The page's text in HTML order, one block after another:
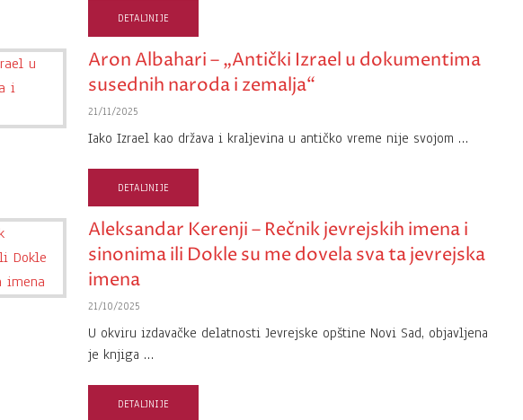
DETALJNIJE
Aron Albahari – „Antički Izrael u dokumentima
susednih naroda i zemalja“
21/11/2025
Iako Izrael kao država i kraljevina u antičko vreme nije svojom …
DETALJNIJE
Aleksandar Kerenji – Rečnik jevrejskih imena i
sinonima ili Dokle su me dovela sva ta jevrejska
imena
21/10/2025
U okviru izdavačke delatnosti Jevrejske opštine Novi Sad, objavljena
je knjiga …
DETALJNIJE